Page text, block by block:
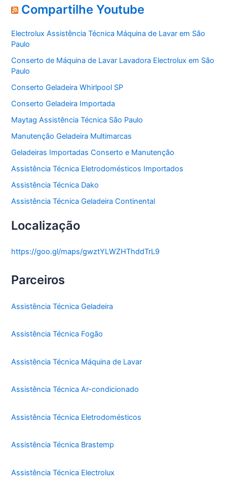
e
g
r
i
a
s
Compartilhe Youtube
Electrolux Assistência Técnica Máquina de Lavar em São
Paulo
Conserto de Máquina de Lavar Lavadora Electrolux em São
Paulo
Conserto Geladeira Whirlpool SP
Conserto Geladeira Importada
Maytag Assistência Técnica São Paulo
Manutenção Geladeira Multimarcas
Geladeiras Importadas Conserto e Manutenção
Assistência Técnica Eletrodomésticos Importados
Assistência Técnica Dako
Assistência Técnica Geladeira Continental
Localização
https://goo.gl/maps/gwztYLWZHThddTrL9
Parceiros
Assistência Técnica Geladeira
Assistência Técnica Fogão
Assistência Técnica Máquina de Lavar
Assistência Técnica Ar-condicionado
Assistência Técnica Eletrodomésticos
Assistência Técnica Brastemp
Assistência Técnica Electrolux